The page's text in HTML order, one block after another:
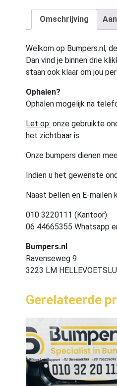
Omschrijving
Welkom op Bumpers.nl,
Dan vind je binnen drie
staan ook klaar om jou
Ophalen?
Ophalen mogelijk na
Let op: onze gebruikte
het zichtbaar is.
Onze bumpers dienen
Indien u het gewenste
Naast bellen en E-mailen
010 3220111 (Kantoor)
06 44665355 Whatsapp
Bumpers.nl
Ravenseweg 9
3223 LM
Gerelateerde